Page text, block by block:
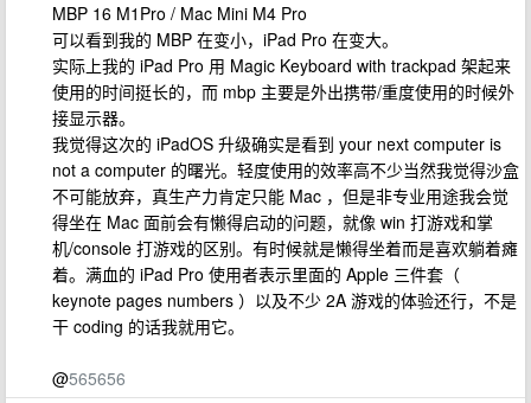
MBP 16 M1Pro / Mac Mini M4 Pro
可以看到我的 MBP 在变小，iPad Pro 在变大。
实际上我的 iPad Pro 用 Magic Keyboard with trackpad 架起来
使用的时间挺长的，而 mbp 主要是外出携带/重度使用的时候外
接显示器。
我觉得这次的 iPadOS 升级确实是看到 your next computer is
not a computer 的曙光。轻度使用的效率高不少当然我觉得沙盒
不可能放弃，真生产力肯定只能 Mac ，但是非专业用途我会觉
得坐在 Mac 面前会有懒得启动的问题，就像 win 打游戏和掌
机/console 打游戏的区别。有时候就是懒得坐着而是喜欢躺着瘫
着。满血的 iPad Pro 使用者表示里面的 Apple 三件套（
keynote pages numbers ）以及不少 2A 游戏的体验还行，不是
干 coding 的话我就用它。
@565656